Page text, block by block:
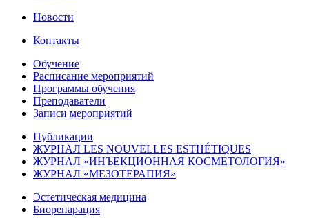
Новости
Контакты
Обучение
Расписание мероприятий
Программы обучения
Преподаватели
Записи мероприятий
Публикации
ЖУРНАЛ LES NOUVELLES ESTHÉTIQUES
ЖУРНАЛ «ИНЪЕКЦИОННАЯ КОСМЕТОЛОГИЯ»
ЖУРНАЛ «МЕЗОТЕРАПИЯ»
Эстетическая медицина
Биорепарация